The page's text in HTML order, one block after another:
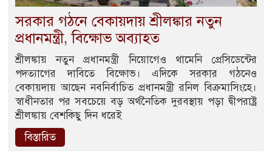
সরকার গঠনে বেকায়দায় শ্রীলঙ্কার নতুন
প্রধানমন্ত্রী, বিক্ষোভ অব্যাহত
শ্রীলঙ্কায় নতুন প্রধানমন্ত্রী নিয়োগেও থামেনি প্রেসিডেন্টের
পদত্যাগের দাবিতে বিক্ষোভ। এদিকে সরকার গঠনেও
বেকায়দায় আছেন নবনির্বাচিত প্রধানমন্ত্রী রনিল বিক্রমাসিংহে।
স্বাধীনতার পর সবচেয়ে বড় অর্থনৈতিক দুরবস্থায় পড়া দ্বীপরাষ্ট্র
শ্রীলঙ্কায় বেশকিছু দিন ধরেই
বিস্তারিত